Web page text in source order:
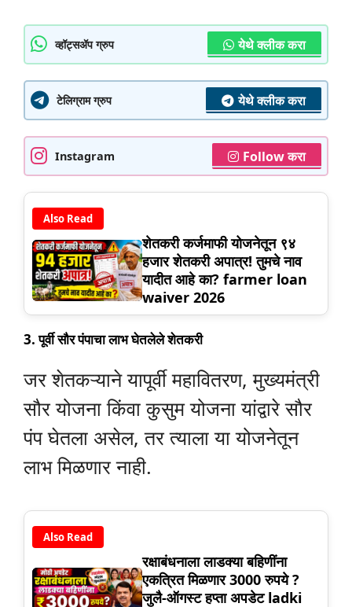
व्हॉट्सॲप ग्रुप येथे क्लीक करा
टेलिग्राम ग्रुप येथे क्लीक करा
Instagram Follow करा
Also Read
शेतकरी कर्जमाफी योजनेतून ९४
हजार शेतकरी अपात्र! तुमचे नाव
यादीत आहे का? farmer loan
waiver 2026
3.पूर्वी सौर पंपाचा लाभ घेतलेले शेतकरी
जर शेतकऱ्याने यापूर्वी महावितरण, मुख्यमंत्री
सौर योजना किंवा कुसुम योजना यांद्वारे सौर
पंप घेतला असेल, तर त्याला या योजनेतून
लाभ मिळणार नाही.
Also Read
रक्षाबंधनाला लाडक्या बहिणींना
एकत्रित मिळणार 3000 रुपये ?
जुलै-ऑगस्ट हप्ता अपडेट ladki